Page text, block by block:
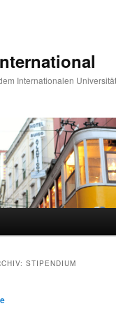
Internationalen
STIPENDIUM